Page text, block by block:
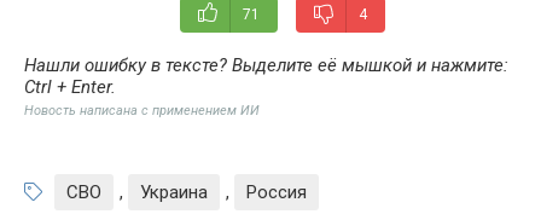
71 4
Нашли ошибку в тексте? Выделите её мышкой и нажмите:
Ctrl + Enter.
Новость написана с применением ИИ
СВО , Украина , Россия